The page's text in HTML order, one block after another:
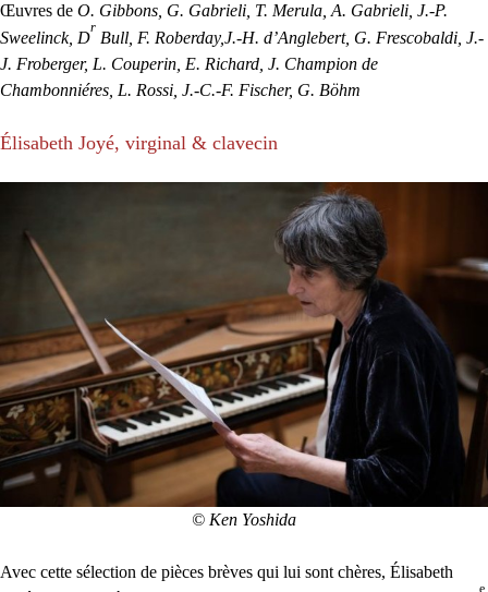
Œuvres de O. Gibbons, G. Gabrieli, T. Merula, A. Gabrieli, J.-P.
Sweelinck, D
r
Bull, F. Roberday,J.-H. d’Anglebert, G. Frescobaldi, J.-
J. Froberger, L. Couperin, E. Richard, J. Champion de
Chambonniéres, L. Rossi, J.-C.-F. Fischer, G. Böhm
Élisabeth Joyé, virginal & clavecin
© Ken Yoshida
Avec cette sélection de pièces brèves qui lui sont chères, Élisabeth
e